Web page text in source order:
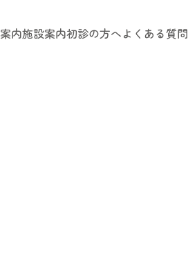
内施設案内初診の方へよくある質問